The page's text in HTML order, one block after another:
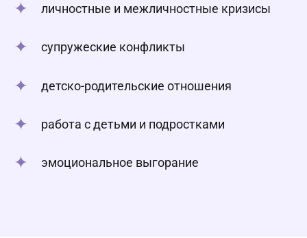
личностные и межличностные кризисы
супружеские конфликты
детско-родительские отношения
работа с детьми и подростками
эмоциональное выгорание